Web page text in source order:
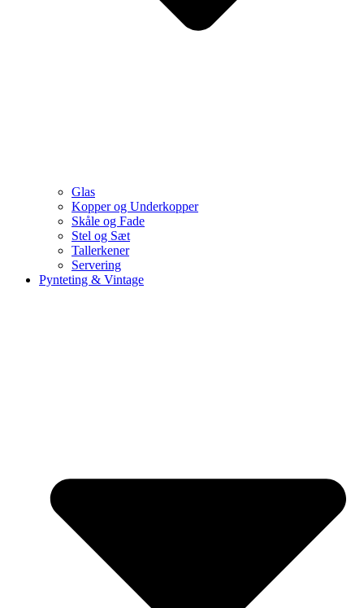
Glas
Kopper og Underkopper
Skåle og Fade
Stel og Sæt
Tallerkener
Servering
Pynteting & Vintage